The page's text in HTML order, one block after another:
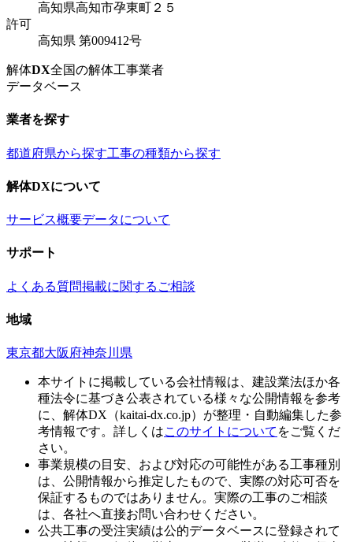
高知県高知市孕東町２５
許可
高知県 第009412号
解体DX全国の解体工事業者
データベース
業者を探す
都道府県から探す工事の種類から探す
解体DXについて
サービス概要データについて
サポート
よくある質問掲載に関するご相談
地域
東京都大阪府神奈川県
本サイトに掲載している会社情報は、建設業法ほか各
種法令に基づき公表されている様々な公開情報を参考
に、解体DX（kaitai-dx.co.jp）が整理・自動編集した参
考情報です。詳しくはこのサイトについて をご覧くだ
さい。
事業規模の目安、および対応の可能性がある工事種別
は、公開情報から推定したもので、実際の対応可否を
保証するものではありません。実際の工事のご相談
は、各社へ直接お問い合わせください。
公共工事の受注実績は公的データベースに登録されて